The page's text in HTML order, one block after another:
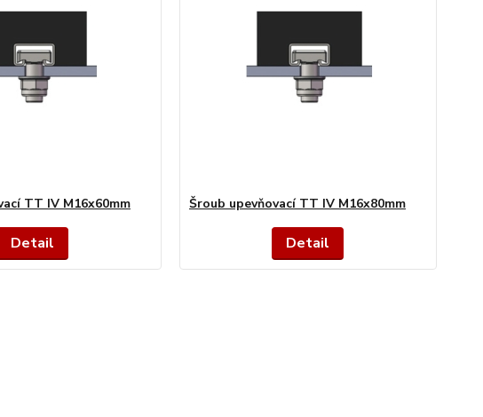
TT IV M16x60mm
Detail
Šroub upevňovací TT IV M16x80mm
Detail